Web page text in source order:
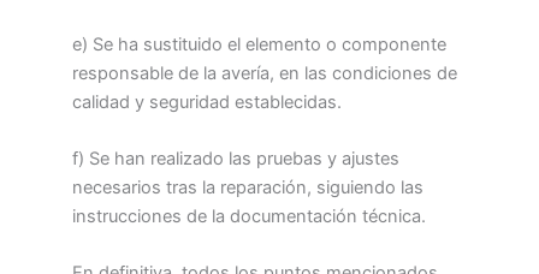
e) Se ha sustituido el elemento o componente
responsable de la avería, en las condiciones de
calidad y seguridad establecidas.
f) Se han realizado las pruebas y ajustes
necesarios tras la reparación, siguiendo las
instrucciones de la documentación técnica.